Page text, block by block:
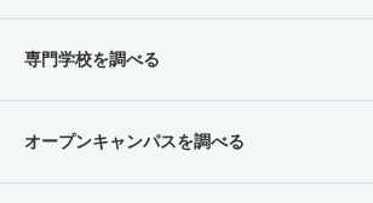
専門学校を調べる
オープンキャンパスを調べる